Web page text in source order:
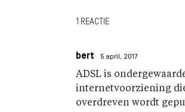
1 REACTIE
bert 5 april, 2017
ADSL is
internetvoorziening
overdreven wordt